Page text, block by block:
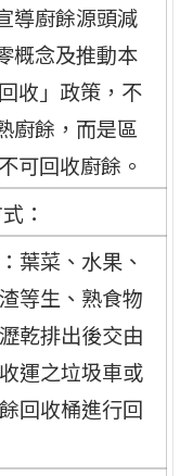
導廚餘源頭減
概念及推動本
收」政策，不
廚餘，而是區
可回收廚餘。
：
葉菜、水果、
等生、熟食物
乾排出後交由
運之垃圾車或
回收桶進行回